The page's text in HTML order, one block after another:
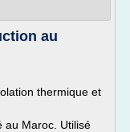
au
thermique et
au Maroc. Utilisé